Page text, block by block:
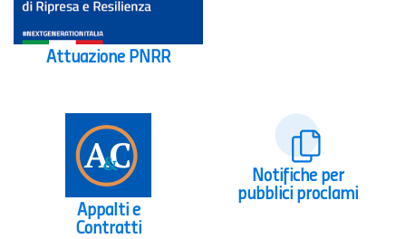
Attuazione PNRR
Appalti e
Contratti
Notifiche per
pubblici proclami